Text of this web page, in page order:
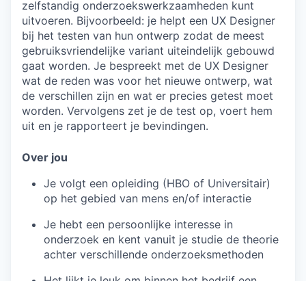
zelfstandig onderzoekswerkzaamheden kunt
uitvoeren. Bijvoorbeeld: je helpt een UX Designer
bij het testen van hun ontwerp zodat de meest
gebruiksvriendelijke variant uiteindelijk gebouwd
gaat worden. Je bespreekt met de UX Designer
wat de reden was voor het nieuwe ontwerp, wat
de verschillen zijn en wat er precies getest moet
worden. Vervolgens zet je de test op, voert hem
uit en je rapporteert je bevindingen.
Over jou
Je volgt een opleiding (HBO of Universitair)
op het gebied van mens en/of interactie
Je hebt een persoonlijke interesse in
onderzoek en kent vanuit je studie de theorie
achter verschillende onderzoeksmethoden